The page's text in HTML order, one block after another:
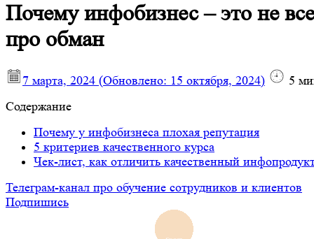
Почему инфобизнес – это не
про обман
7 марта, 2024 (Обновлено: 15 октября, 2024) 5
Содержание
Почему у инфобизнеса плохая репутация
5 критериев качественного курса
Чек-лист, как отличить качественный
Телеграм-канал про обучение сотрудников и клиентов
Подпишись